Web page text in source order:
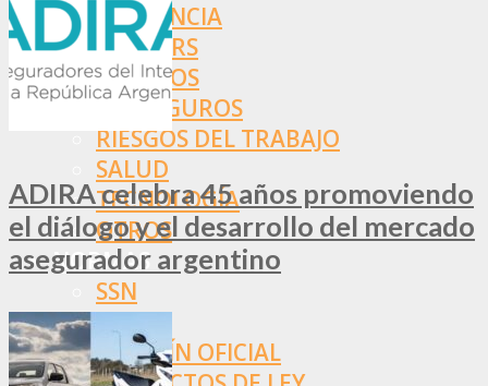
ASISTENCIA
BROKERS
SEGUROS
REASEGUROS
RIESGOS DEL TRABAJO
SALUD
TECNOLOGÍA
OTROS
NORMAS
SSN
SRT
BOLETÍN OFICIAL
ADIRA celebra 45 años promoviendo
el diálogo y el desarrollo del mercado
asegurador argentino